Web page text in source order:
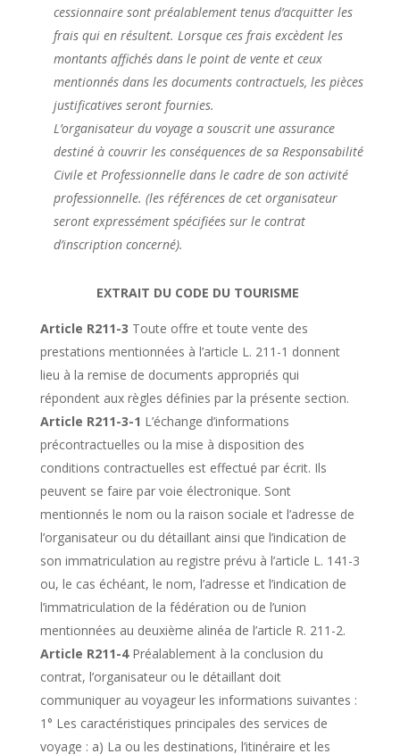
cessionnaire sont préalablement tenus d’acquitter les
frais qui en résultent. Lorsque ces frais excèdent les
montants affichés dans le point de vente et ceux
mentionnés dans les documents contractuels, les pièces
justificatives seront fournies.
L’organisateur du voyage a souscrit une assurance
destiné à couvrir les conséquences de sa Responsabilité
Civile et Professionnelle dans le cadre de son activité
professionnelle. (les références de cet organisateur
seront expressément spécifiées sur le contrat
d’inscription concerné).
EXTRAIT DU CODE DU TOURISME
Article R211-3 Toute offre et toute vente des
prestations mentionnées à l’article L. 211-1 donnent
lieu à la remise de documents appropriés qui
répondent aux règles définies par la présente section.
Article R211-3-1 L’échange d’informations
précontractuelles ou la mise à disposition des
conditions contractuelles est effectué par écrit. Ils
peuvent se faire par voie électronique. Sont
mentionnés le nom ou la raison sociale et l’adresse de
l’organisateur ou du détaillant ainsi que l’indication de
son immatriculation au registre prévu à l’article L. 141-3
ou, le cas échéant, le nom, l’adresse et l’indication de
l’immatriculation de la fédération ou de l’union
mentionnées au deuxième alinéa de l’article R. 211-2.
Article R211-4Préalablement à la conclusion du
contrat, l’organisateur ou le détaillant doit
communiquer au voyageur les informations suivantes :
1° Les caractéristiques principales des services de
voyage : a) La ou les destinations, l’itinéraire et les